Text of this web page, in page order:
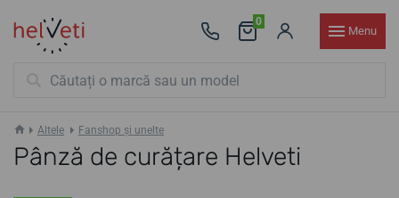
0
Menu
Altele Fanshop și unelte
Pânză de curățare Helveti